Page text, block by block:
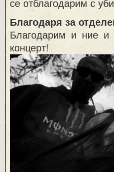
се отблагодарим с
Благодаря за
Благодарим и ние
концерт!